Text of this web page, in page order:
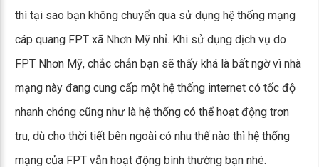
thì tại sao bạn không chuyển qua sử dụng hệ thống mạng
cáp quang FPT xã Nhơn Mỹ nhỉ. Khi sử dụng dịch vụ do
FPT Nhơn Mỹ, chắc chắn bạn sẽ thấy khá là bất ngờ vì nhà
mạng này đang cung cấp một hệ thống internet có tốc độ
nhanh chóng cũng như là hệ thống có thể hoạt động trơn
tru, dù cho thời tiết bên ngoài có nhu thế nào thì hệ thống
mạng của FPT vẫn hoạt động bình thường bạn nhé.